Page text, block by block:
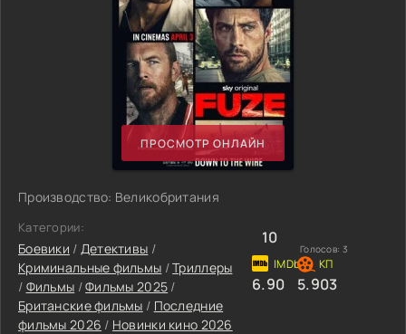
ПРОСМОТР ОНЛАЙН
Производство: Великобритания
Категории:
Боевики / Детективы /
Криминальные фильмы /Триллеры
/ Фильмы /Фильмы 2025 /
Британские фильмы / Последние
фильмы 2026 / Новинки кино 2026
10
Голосов: 3
6.90 5.903